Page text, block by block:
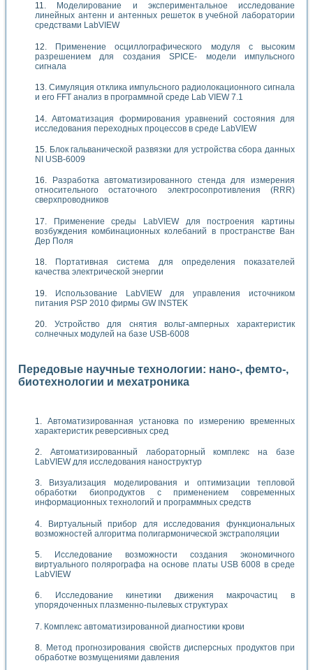
Моделирование и экспериментальное исследование
линейных антенн и антенных решеток в учебной лаборатории
средствами LabVIEW
Применение осциллографического модуля с высоким
разрешением для создания SPICE- модели импульсного
сигнала
Симуляция отклика импульсного радиолокационного сигнала
и его FFT анализ в программной среде Lab VIEW 7.1
Автоматизация формирования уравнений состояния для
исследования переходных процессов в среде LabVIEW
Блок гальванической развязки для устройства сбора данных
NI USB-6009
Разработка автоматизированного стенда для измерения
относительного остаточного электросопротивления (RRR)
сверхпроводников
Применение среды LabVIEW для построения картины
возбуждения комбинационных колебаний в пространстве Ван
Дер Поля
Портативная система для определения показателей
качества электрической энергии
Использование LabVIEW для управления источником
питания PSP 2010 фирмы GW INSTEK
Устройство для снятия вольт-амперных характеристик
солнечных модулей на базе USB-6008
Передовые научные технологии: нано-, фемто-,
биотехнологии и мехатроника
Автоматизированная установка по измерению временных
характеристик реверсивных сред
Автоматизированный лабораторный комплекс на базе
LabVIEW для исследования наноструктур
Визуализация моделирования и оптимизации тепловой
обработки биопродуктов с применением современных
информационных технологий и программных средств
Виртуальный прибор для исследования функциональных
возможностей алгоритма полигармонической экстраполяции
Исследование возможности создания экономичного
виртуального полярографа на основе платы USB 6008 в среде
LabVIEW
Исследование кинетики движения макрочастиц в
упорядоченных плазменно-пылевых структурах
Комплекс автоматизированной диагностики крови
Метод прогнозирования свойств дисперсных продуктов при
обработке возмущениями давления